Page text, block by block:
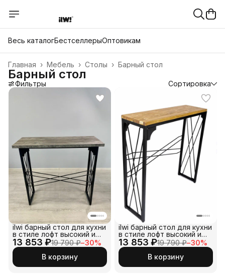
Весь каталогБестселлерыОптовикам
Барный стол
Столы ›
Мебель ›
Главная ›
Барный стол
Фильтры Сортировка
13 853 ₽19 790 ₽−30%
ilwi барный стол для кухни
в стиле лофт высокий и
узкий с металлическим
подстольем черного
цвета и прямоугольной
столешницей из ЛДСП
для дома и дачи, кафе или
В корзину
13 853 ₽19 790 ₽−30%
ilwi барный стол для кухни
в стиле лофт высокий и
узкий с металлическим
подстольем черного
цвета и прямоугольной
столешницей из массива
дерева для дома и дачи,
В корзину